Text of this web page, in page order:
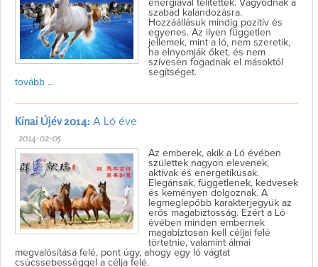
energiával telítettek. Vágyódnak a
szabad kalandozásra.
Hozzáállásuk mindig pozitív és
egyenes. Az ilyen független
jellemek, mint a ló, nem szeretik,
ha elnyomják őket, és nem
szívesen fogadnak el másoktól
segítséget.
tovább ...
Kínai Újév 2014: A Ló éve
2014-02-05
Az emberek, akik a Ló évében
születtek nagyon elevenek,
aktívak és energetikusak.
Elegánsak, függetlenek, kedvesek
és keményen dolgoznak. A
legmeglepőbb karakterjegyük az
erős magabiztosság. Ezért a Ló
évében minden embernek
magabiztosan kell céljai felé
törtetnie, valamint álmai
megvalósítása felé, pont úgy, ahogy egy ló vágtat
csúcssebességgel a célja felé.